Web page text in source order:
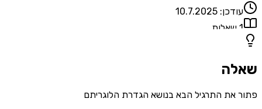
10.7.2025
שאלות
את התרגיל הבא בנושא הגדרת הלוגריתם